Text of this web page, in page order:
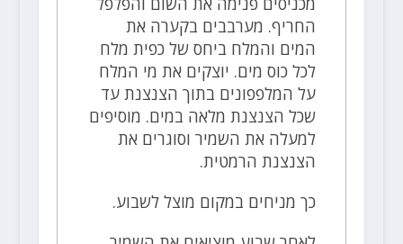
החריף. מערבבים בקערה את
המים והמלח ביחס של כפית מלח
לכל כוס מים. יוצקים את מי המלח
על המלפפונים בתוך הצנצנת עד
שכל הצנצנת מלאה במים. מוסיפים
למעלה את השמיר וסוגרים את
הצנצנת הרמטית.
כך מניחים במקום מוצל לשבוע.